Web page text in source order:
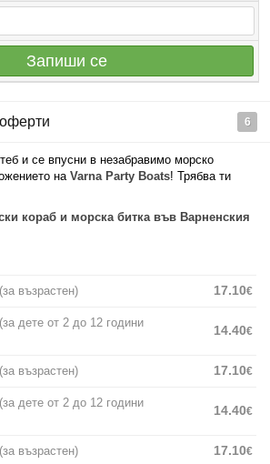
Запиши се
6
и се впусни в незабравимо морско
на Varna Party Boats! Трябва ти
кораб и морска битка във Варненския
(за възрастен) 17.10€
(за дете от 2 до 12 години
14.40€
(за възрастен) 17.10€
(за дете от 2 до 12 години
14.40€
(за възрастен) 17.10€